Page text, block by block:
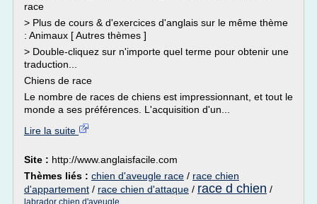
race
> Plus de cours & d'exercices d'anglais sur le même thème
: Animaux [ Autres thèmes ]
> Double-cliquez sur n'importe quel terme pour obtenir une
traduction...
Chiens de race
Le nombre de races de chiens est impressionnant, et tout le
monde a ses préférences. L'acquisition d'un...
Lire la suite
Site : http://www.anglaisfacile.com
Thèmes liés : chien d'aveugle race / race chien
d'appartement / race chien d'attaque / race d chien /
labrador chien d'aveugle